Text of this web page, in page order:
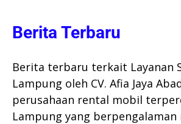
Berita Terbaru
Berita terbaru terkait Layanan
Lampung oleh CV. Afia Jaya
perusahaan rental mobil
Lampung yang berpengalaman